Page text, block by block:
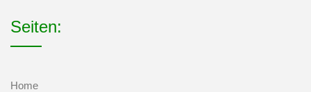
Seiten:
Home